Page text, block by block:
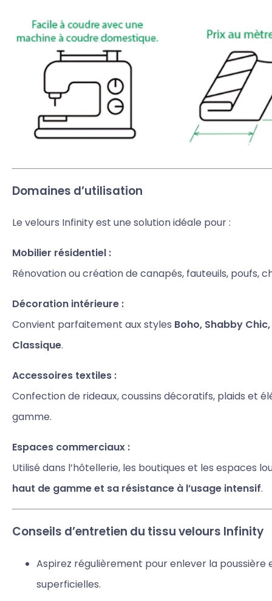
Domaines d’utilisation
Le velours Infinity est une solution idéale pour :
Mobilier résidentiel :
Rénovation ou création de canapés, fauteuils, poufs,
Décoration intérieure :
Convient parfaitement aux styles Boho, Shabby
Classique.
Accessoires textiles :
Confection de rideaux, coussins décoratifs, plaids et
gamme.
Espaces commerciaux :
Utilisé dans l’hôtellerie, les boutiques et les espaces
haut de gamme et sa résistance à l’usage intensif.
Conseils d’entretien du tissu velours Infinity
Aspirez régulièrement pour enlever la poussière
superficielles.